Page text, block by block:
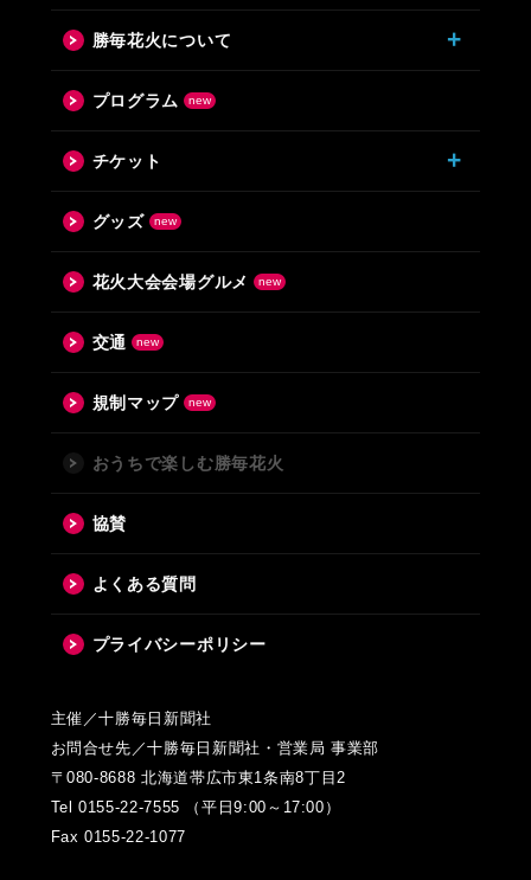
勝毎花火について
プログラム
チケット
グッズ
花火大会会場グルメ
交通
規制マップ
おうちで楽しむ勝毎花火
協賛
よくある質問
プライバシーポリシー
主催／十勝毎日新聞社
お問合せ先／十勝毎日新聞社・営業局 事業部
〒080-8688 北海道帯広市東1条南8丁目2
Tel 0155-22-7555 （平日9:00～17:00）
Fax 0155-22-1077